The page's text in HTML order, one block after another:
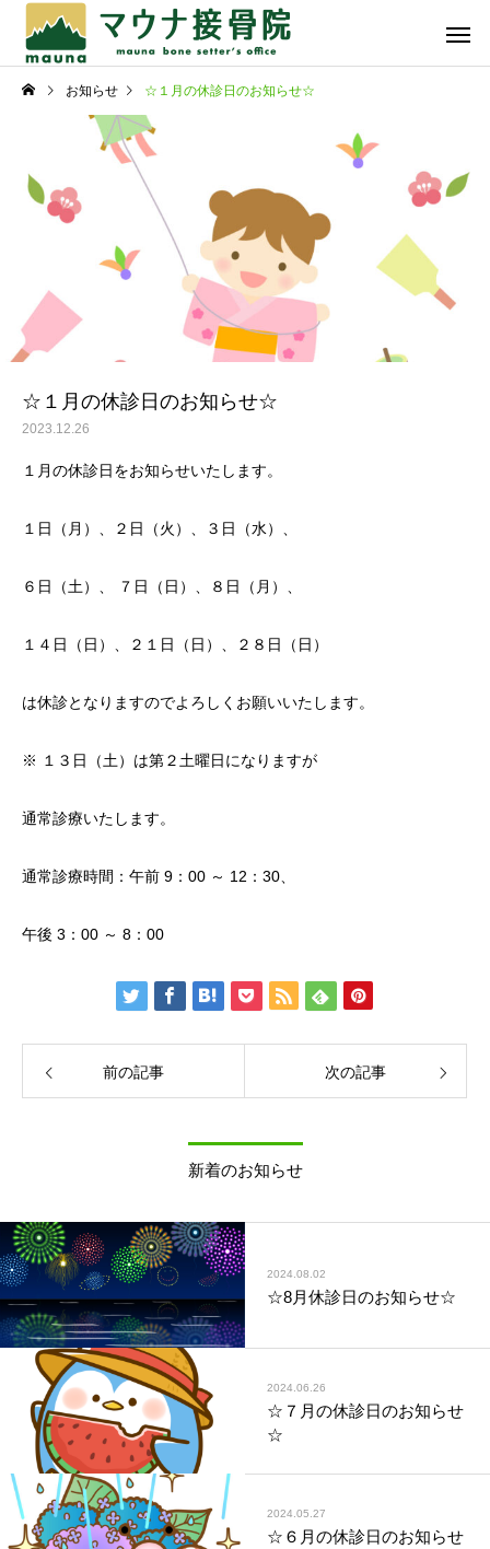
骨折・脱臼・捻挫・打
撲・挫傷
スポーツ
スタッフ日記
暑中お見舞い申し上げま
スタッフ日記
お知らせ ☆１月の休診日のお知らせ☆
☆１月の休診日のお知らせ☆
2023.12.26
１月の休診日をお知らせいたします。
１日（月）、２日（火）、３日（水）、
６日（土）、 ７日（日）、８日（月）、
１４日（日）、２１日（日）、２８日（日）
は休診となりますのでよろしくお願いいたします。
※ １３日（土）は第２土曜日になりますが
通常診療いたします。
通常診療時間：午前 9：00 ～ 12：30、
午後 3：00 ～ 8：00
前の記事 次の記事
新着のお知らせ
2024.08.02
☆8月休診日のお知らせ☆
2024.06.26
☆７月の休診日のお知らせ
☆
2024.05.27
☆６月の休診日のお知らせ